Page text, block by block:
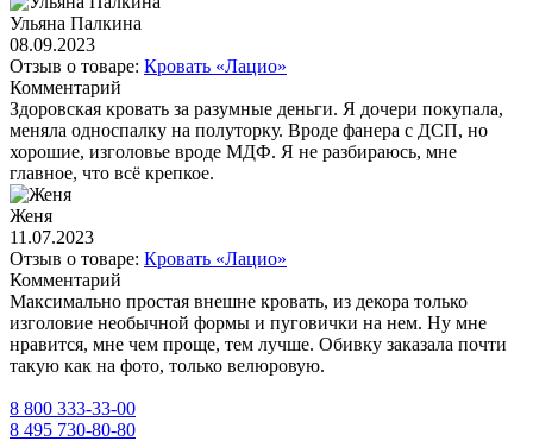
Ульяна Палкина
08.09.2023
Отзыв о товаре: Кровать «Лацио»
Комментарий
Здоровская кровать за разумные деньги. Я дочери покупала,
меняла односпалку на полуторку. Вроде фанера с ДСП, но
хорошие, изголовье вроде МДФ. Я не разбираюсь, мне
главное, что всё крепкое.
Женя
11.07.2023
Отзыв о товаре: Кровать «Лацио»
Комментарий
Максимально простая внешне кровать, из декора только
изголовие необычной формы и пуговички на нем. Ну мне
нравится, мне чем проще, тем лучше. Обивку заказала почти
такую как на фото, только велюровую.
8 800 333-33-00
8 495 730-80-80